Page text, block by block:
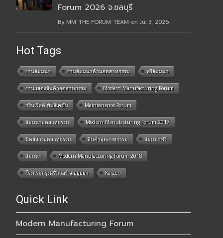
Forum 2026 จ.ชลบุรี
By MM THE FORUM TEAM on Jul 3, 2026
Hot Tags
งานสัมมนา งานสัมมนาด้านอุตสาหกรรม ฟรีสัมมนา
งานแสดงสินค้าอุตสาหกรรม Modern Manufacturing Forum
กรีนเวิลด์ พับลิเคชั่น Maintenance Forum
สัมมนาอุตสาหกรรม Modern Manufacturing Forum 2017
นิตยสารอุตสาหกรรม สินค้าอุตสาหกรรม สัมมนาฟรี
สัมมนา Modern Manufacturing Forum 2018
โรงแรมกรุงศรีริเวอร์ จ.อยุธยา Kaizen
Quick Link
Modern Manufacturing Forum